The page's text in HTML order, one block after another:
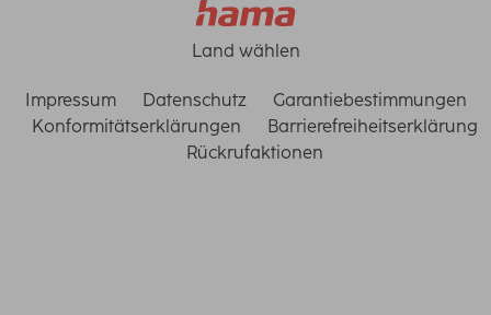
Land wählen
Impressum Datenschutz
Garantiebestimmungen
Konformitätserklärungen
Barrierefreiheitserklärung
Rückrufaktionen